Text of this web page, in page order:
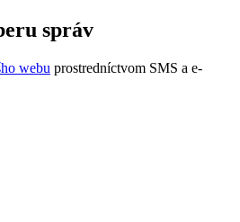
správ
webu prostredníctvom SMS a e-